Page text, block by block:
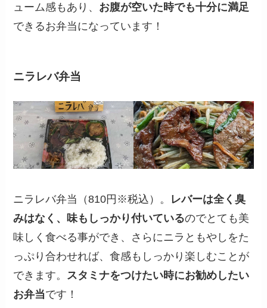
ューム感もあり、 お腹が空いた時でも十分に満足
できるお弁当になっています！
ニラレバ弁当
ニラレバ弁当（810円※税込）。 レバーは全く臭
みはなく、味もしっかり付いているのでとても美
味しく食べる事ができ、さらにニラともやしをた
っぷり合わせれば、食感もしっかり楽しむことが
できます。 スタミナをつけたい時にお勧めしたい
お弁当です！